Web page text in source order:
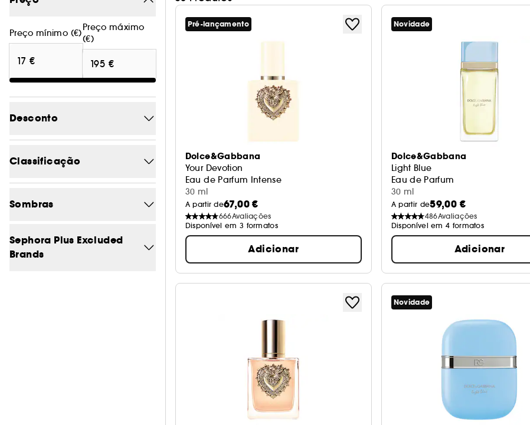
Preço mínimo (€)
Preço máximo
(€)
Desconto
-25%
-44.3 1
Classificação
3/5 32
Sombras
Azul 0
Bege
Sephora Plus Excluded
Brands
Pré-lançamento
Dolce&Gabbana
Your Devotion
Eau de Parfum Intense
30 ml
A partir de67,00 €
666Avaliações
Disponível em 3 formatos
Adicionar
Novidade
Dolce&Gabbana
Light Blue
Eau de Parfum
30 ml
A partir de59,00 €
486Avaliações
Disponível em 4 formatos
Adicionar
Novidade